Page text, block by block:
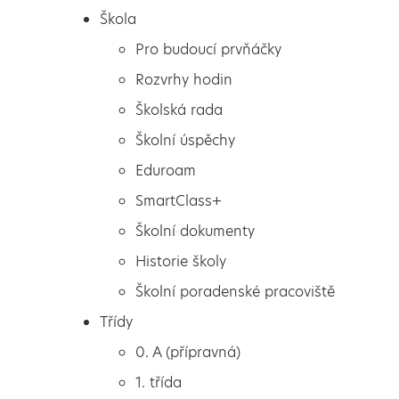
Pro budoucí prvňáčky
Rozvrhy hodin
Školská rada
Škola
Pro budoucí prvňáčky
Rozvrhy hodin
Školská rada
Školní úspěchy
Eduroam
SmartClass+
Školní dokumenty
Historie školy
Školní poradenské pracoviště
Třídy
0. A (přípravná)
1. třída
Hřej, sluníčko, hřej v naší
družině